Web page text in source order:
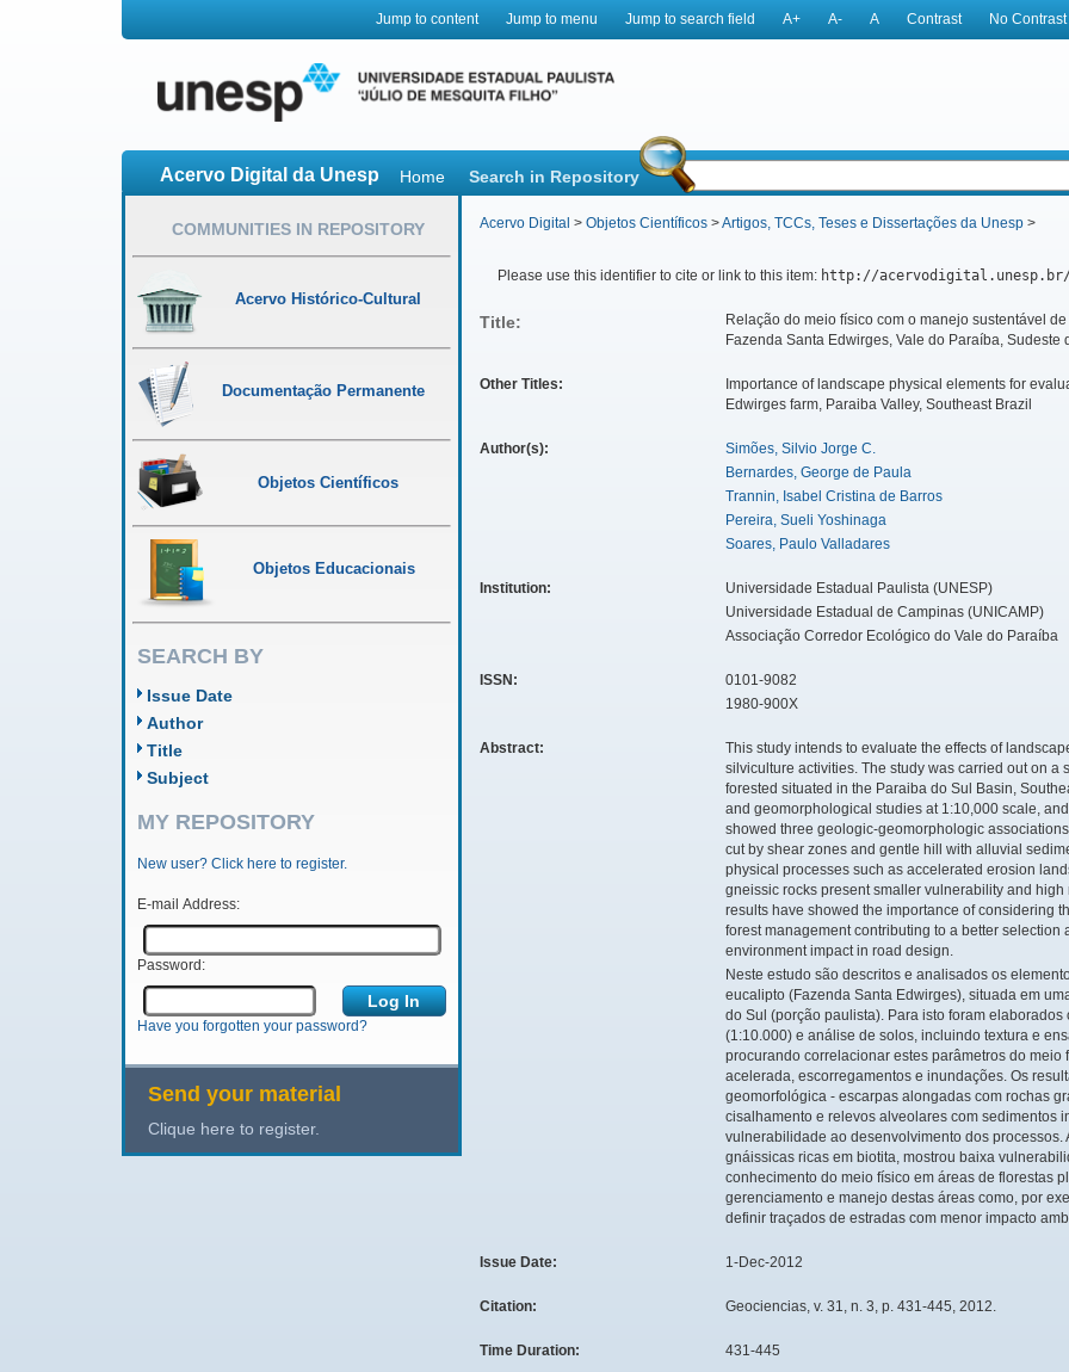
Jump to content Jump to menu Jump to search field A+ A- A Contrast No Contrast
Acervo Digital da Unesp Home Search in Repository
COMMUNITIES IN REPOSITORY
Acervo Histórico-Cultural
Documentação Permanente
Objetos Científicos
Objetos Educacionais
SEARCH BY
Issue Date
Author
Title
Subject
MY REPOSITORY
New user? Click here to register.
E-mail Address:
Password:
Have you forgotten your password?
Send your material
Clique here to register.
Acervo Digital > Objetos Científicos >Artigos, TCCs, Teses e Dissertações da Unesp >
Please use this identifier to cite or link to this item: http://acervodigital.unesp.br/
Title:
Relação do meio físico com o manejo sustentável
Fazenda Santa Edwirges, Vale do Paraíba, Sudeste
Other Titles:
Importance of landscape physical elements for
Edwirges farm, Paraiba Valley, Southeast Brazil
Author(s):
Simões, Silvio Jorge C.
Bernardes, George de Paula
Trannin, Isabel Cristina de Barros
Pereira, Sueli Yoshinaga
Soares, Paulo Valladares
Institution:
Universidade Estadual Paulista (UNESP)
Universidade Estadual de Campinas (UNICAMP)
Associação Corredor Ecológico do Vale do Paraíba
ISSN:
0101-9082
1980-900X
Abstract:
This study intends to evaluate the effects of
silviculture activities. The study was carried out on
forested situated in the Paraiba do Sul Basin,
and geomorphological studies at 1:10,000 scale,
showed three geologic-geomorphologic
cut by shear zones and gentle hill with alluvial
physical processes such as accelerated erosion
gneissic rocks present smaller vulnerability and
results have showed the importance of considering
forest management contributing to a better
environment impact in road design.
Neste estudo são descritos e analisados os
eucalipto (Fazenda Santa Edwirges), situada em
do Sul (porção paulista). Para isto foram
(1:10.000) e análise de solos, incluindo textura e
procurando correlacionar estes parâmetros do
acelerada, escorregamentos e inundações. Os
geomorfológica - escarpas alongadas com rochas
cisalhamento e relevos alveolares com sedimentos
vulnerabilidade ao desenvolvimento dos
gnáissicas ricas em biotita, mostrou baixa
conhecimento do meio físico em áreas de florestas
gerenciamento e manejo destas áreas como, por
definir traçados de estradas com menor impacto
Issue Date: 1-Dec-2012
Citation: Geociencias, v. 31, n. 3, p. 431-445, 2012.
Time Duration: 431-445